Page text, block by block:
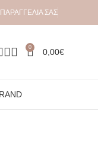
ΣΑΣ
0 0,00€